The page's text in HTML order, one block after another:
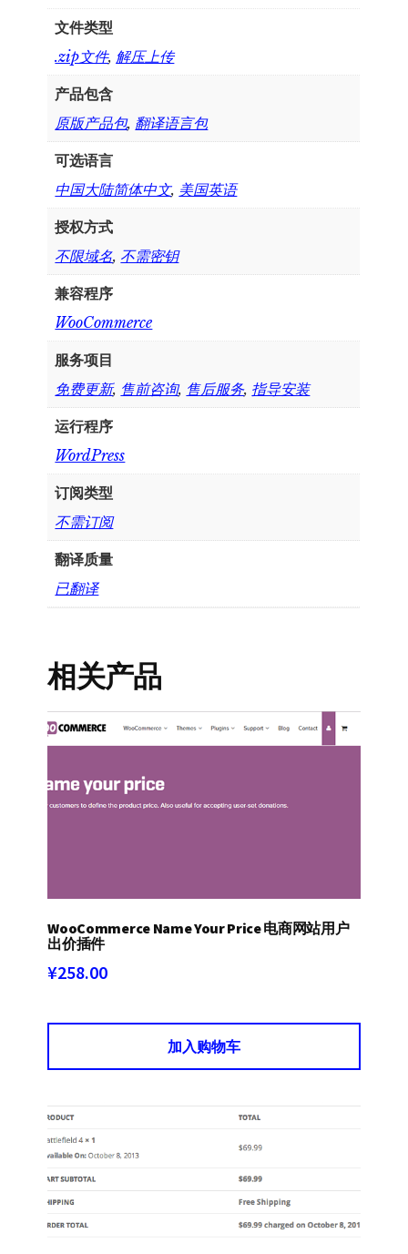
文件类型
.zip文件, 解压上传
产品包含
原版产品包, 翻译语言包
可选语言
中国大陆简体中文, 美国英语
授权方式
不限域名, 不需密钥
兼容程序
WooCommerce
服务项目
免费更新, 售前咨询, 售后服务, 指导安装
运行程序
WordPress
订阅类型
不需订阅
翻译质量
已翻译
相关产品
WooCommerce Name Your Price 电商网站用户
出价插件
¥258.00
加入购物车